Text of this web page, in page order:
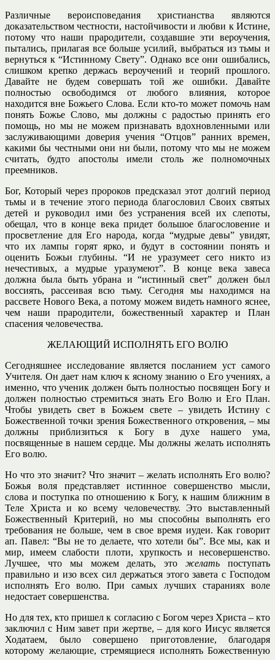
Различные вероисповедания христианства являются
доказательством честности, настойчивости и любви к Истине,
потому что наши прародители, создавшие эти вероучения,
пытались, прилагая все больше усилий, выбраться из тьмы и
вернуться к “Истинному Свету”. Однако все они ошибались,
слишком крепко держась вероучений и теорий прошлого.
Давайте не будем совершать той же ошибки. Давайте
полностью освободимся от любого влияния, которое
находится вне Божьего Слова. Если кто-то может помочь нам
понять Божье Слово, мы должны с радостью принять его
помощь, но мы не можем признавать вдохновленными или
заслуживающими доверия учения “Отцов” ранних времен,
какими бы честными они ни были, потому что мы не можем
считать, будто апостолы имели столь же полномочных
преемников.
Бог, Который через пророков предсказал этот долгий период
тьмы и в течение этого периода благословил Своих святых
детей и руководил ими без устранения всей их слепоты,
обещал, что в конце века придет большое благословение и
просветление для Его народа, когда “мудрые девы” увидят,
что их лампы горят ярко, и будут в состоянии понять и
оценить Божьи глубины. “И не уразумеет сего никто из
нечестивых, а мудрые уразумеют”. В конце века завеса
должна была быть убрана и “истинный свет” должен был
воссиять, рассеивая всю тьму. Сегодня мы находимся на
рассвете Нового Века, а потому можем видеть намного яснее,
чем наши прародители, божественный характер и План
спасения человечества.
ЖЕЛАЮЩИЙ ИСПОЛНЯТЬ ЕГО ВОЛЮ
Сегодняшнее исследование является посланием уст самого
Учителя. Он дает нам ключ к ясному знанию о Его учениях, а
именно, что ученик должен быть полностью посвящен Богу и
должен полностью стремиться знать Его Волю и Его План.
Чтобы увидеть свет в Божьем свете – увидеть Истину с
Божественной точки зрения Божественного откровения, – мы
должны приблизиться к Богу в духе нашего ума,
посвященные в нашем сердце. Мы должны желать исполнять
Его волю.
Но что это значит? Что значит – желать исполнять Его волю?
Божья воля представляет истинное совершенство мысли,
слова и поступка по отношению к Богу, к нашим ближним в
Теле Христа и ко всему человечеству. Это выставленный
Божественный Критерий, но мы способны выполнять его
требования не больше, чем в свое время иудеи. Как говорит
ап. Павел: “Вы не то делаете, что хотели бы”. Все мы, как и
мир, имеем слабости плоти, хрупкость и несовершенство.
Лучшее, что мы можем делать, этожелать поступать
правильно и изо всех сил держаться этого завета с Господом
исполнять Его волю. При самых лучших стараниях воле
недостает совершенства.
Но для тех, кто пришел к согласию с Богом через Христа – кто
заключил с Ним завет при жертве, – для кого Иисус является
Ходатаем, было совершено приготовление, благодаря
которому желающие, стремящиеся исполнять Божественную